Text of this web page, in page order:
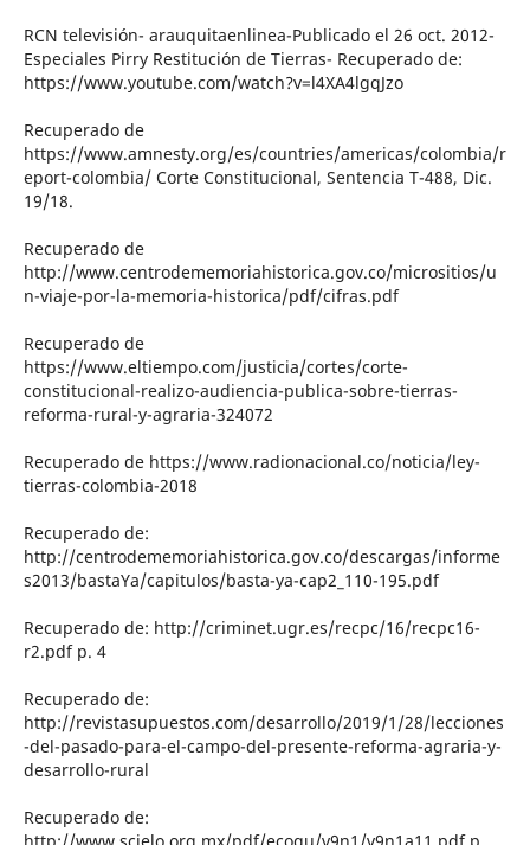
RCN televisión- arauquitaenlinea-Publicado el 26 oct. 2012-
Especiales Pirry Restitución de Tierras- Recuperado de:
https://www.youtube.com/watch?v=l4XA4lgqJzo
Recuperado de
https://www.amnesty.org/es/countries/americas/colombia/r
eport-colombia/ Corte Constitucional, Sentencia T-488, Dic.
19/18.
Recuperado de
http://www.centrodememoriahistorica.gov.co/micrositios/u
n-viaje-por-la-memoria-historica/pdf/cifras.pdf
Recuperado de
https://www.eltiempo.com/justicia/cortes/corte-
constitucional-realizo-audiencia-publica-sobre-tierras-
reforma-rural-y-agraria-324072
Recuperado de https://www.radionacional.co/noticia/ley-
tierras-colombia-2018
Recuperado de:
http://centrodememoriahistorica.gov.co/descargas/informe
s2013/bastaYa/capitulos/basta-ya-cap2_110-195.pdf
Recuperado de: http://criminet.ugr.es/recpc/16/recpc16-
r2.pdf p. 4
Recuperado de:
http://revistasupuestos.com/desarrollo/2019/1/28/lecciones
-del-pasado-para-el-campo-del-presente-reforma-agraria-y-
desarrollo-rural
Recuperado de: